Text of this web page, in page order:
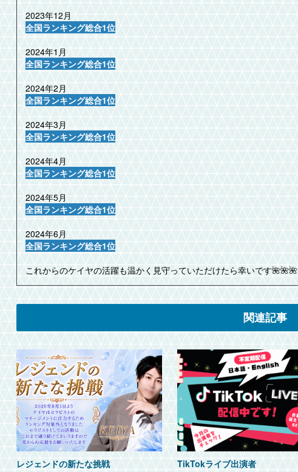
2023年12月
全国ランキング総合1位
2024年1月
全国ランキング総合1位
2024年2月
全国ランキング総合1位
2024年3月
全国ランキング総合1位
2024年4月
全国ランキング総合1位
2024年5月
全国ランキング総合1位
2024年6月
全国ランキング総合1位
これからのケイヤの活躍も温かく見守っていただけたら幸いです🌺🌺🌺
関連記事
レジェンドの新たな挑戦
TikTokライブ出演者